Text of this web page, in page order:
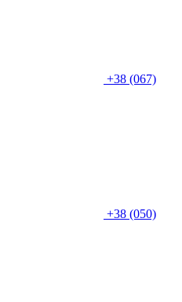
+38 (067)
+38 (050)